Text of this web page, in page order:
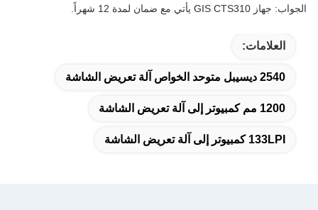
الجواب: جهاز GIS CTS310 يأتي مع ضمان لمدة 12 شهراً.
العلامات:
2540 ديسيبل متوحد الخواص آلة تعريض الشاشة
1200 مم كمبيوتر إلى آلة تعريض الشاشة
133LPI كمبيوتر إلى آلة تعريض الشاشة